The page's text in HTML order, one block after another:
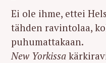
Ei ole ihme, ettei
tähden ravintolaa,
puhumattakaan.
New Yorkissa